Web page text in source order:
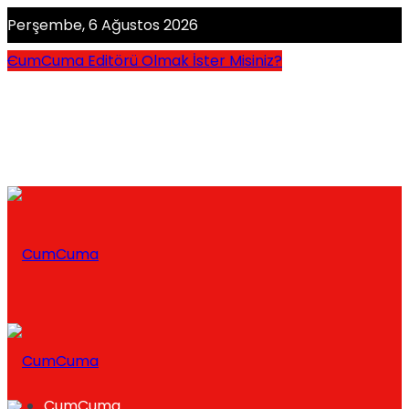
Perşembe, 6 Ağustos 2026
CumCuma Editörü Olmak İster Misiniz?